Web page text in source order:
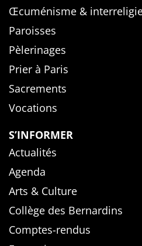
Œcuménisme &
Paroisses
Pèlerinages
Prier à Paris
Sacrements
Vocations
S’INFORMER
Actualités
Agenda
Arts & Culture
Collège des Bernardins
Comptes-rendus